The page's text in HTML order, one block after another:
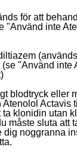
för att
"Använd inte
(se "Använd inte
blodtryck eller
Atenolol Actavis
ta klonidin utan
måste sluta att
dig noggranna